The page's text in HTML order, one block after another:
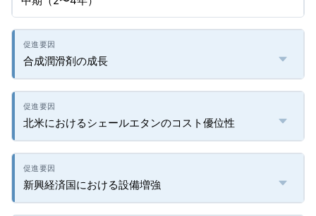
合成潤滑剤の成長
北米におけるシェールエタンのコスト優位性
新興経済国における設備増強